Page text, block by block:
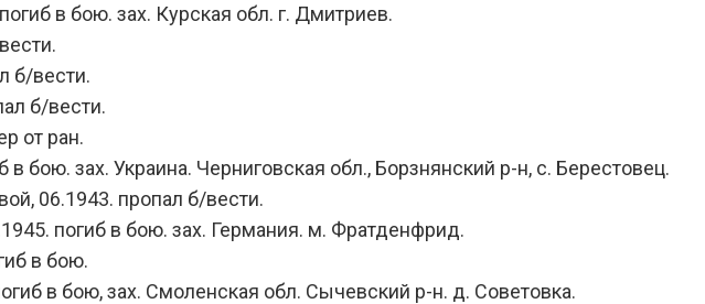
в бою. зах. Курская обл. г. Дмитриев.
б/вести.
б/вести.
от ран.
бою. зах. Украина. Черниговская обл., Борзнянский р-н, с. Берестовец.
06.1943. пропал б/вести.
погиб в бою. зах. Германия. м. Фратденфрид.
в бою.
в бою, зах. Смоленская обл. Сычевский р-н. д. Советовка.